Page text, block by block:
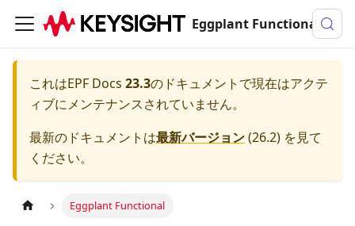
Eggplant Functionalのドキュメンテーション
これはEPF Docs 23.3のドキュメントで現在はアクテ
ィブにメンテナンスされていません。
最新のドキュメントは最新バージョン(26.2) を見て
ください。
Eggplant Functional